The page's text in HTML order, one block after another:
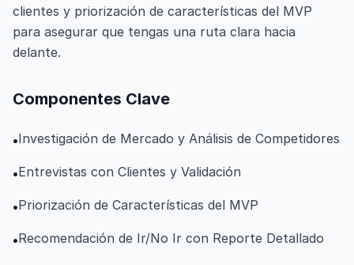
clientes y priorización de características del MVP
para asegurar que tengas una ruta clara hacia
delante.
Componentes Clave
•Investigación de Mercado y Análisis de Competidores
•Entrevistas con Clientes y Validación
•Priorización de Características del MVP
•Recomendación de Ir/No Ir con Reporte Detallado